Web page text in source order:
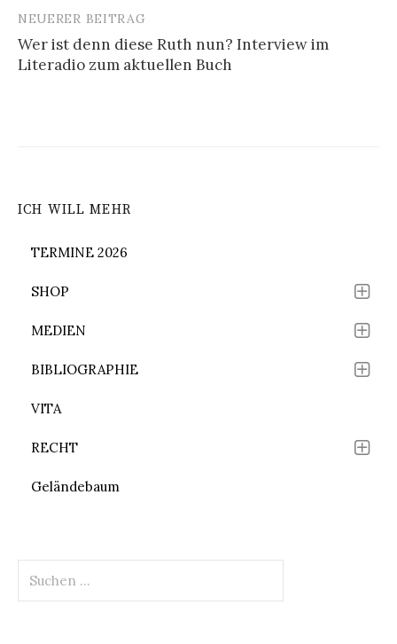
NEUERER BEITRAG
Wer ist denn diese Ruth nun? Interview im
Literadio zum aktuellen Buch
ICH WILL MEHR
TERMINE 2026
SHOP
MEDIEN
BIBLIOGRAPHIE
VITA
RECHT
Geländebaum
nach: